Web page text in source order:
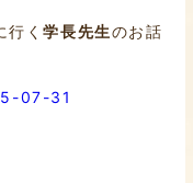
行く学長先生のお話